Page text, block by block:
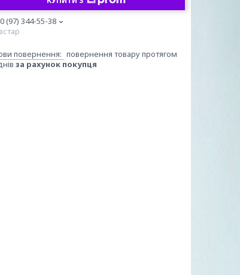
(97) 344-55-38
повернення товару протягом
за рахунок покупця